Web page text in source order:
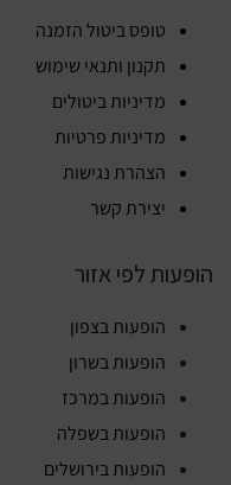
טופס ביטול הזמנה
תקנון ותנאי שימוש
מדיניות ביטולים
מדיניות פרטיות
הצהרת נגישות
יצירת קשר
הופעות לפי אזור
הופעות בצפון
הופעות בשרון
הופעות במרכז
הופעות בשפלה
הופעות בירושלים